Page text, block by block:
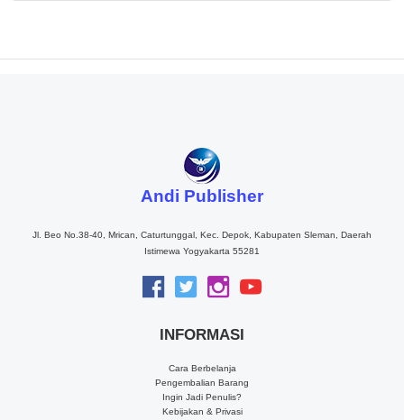
Andi Publisher
Jl. Beo No.38-40, Mrican, Caturtunggal, Kec. Depok, Kabupaten Sleman, Daerah
Istimewa Yogyakarta 55281
INFORMASI
Cara Berbelanja
Pengembalian Barang
Ingin Jadi Penulis?
Kebijakan & Privasi